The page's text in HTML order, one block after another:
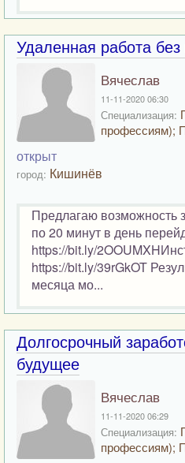
Удаленная работа
Вячеслав
11-11-2020 06:30
Специализация:
профессиям);
открыт
город: Кишинёв
Предлагаю возможность
по 20 минут в день
https://bit.ly/
https://bit.ly/39rGkOT
месяца мо...
Долгосрочный
будущее
Вячеслав
11-11-2020 06:29
Специализация:
профессиям);